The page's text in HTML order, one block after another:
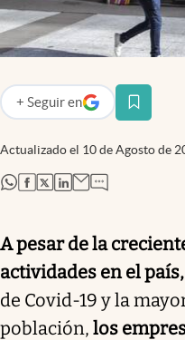
abre en nueva pestaña
Argentina
Actualizado el 10 de Agosto de
+ Seguir en
abre en nueva pestaña
abre en nueva pestaña
abre en nueva pestaña
abre en nueva pestaña
abre en nueva
A pesar de la
actividades en el país,
de Covid-19 y la
población, los